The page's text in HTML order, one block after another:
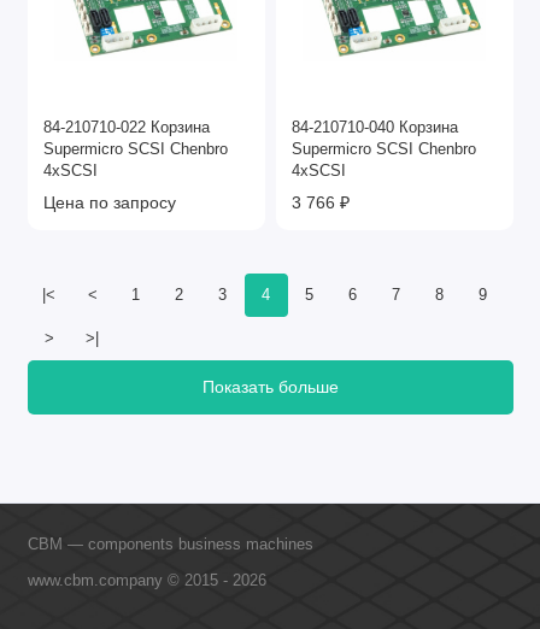
84-210710-022 Корзина
Supermicro SCSI Chenbro
4xSCSI
Цена по запросу
84-210710-040 Корзина
Supermicro SCSI Chenbro
4xSCSI
3 766 ₽
|< < 1 2 3 4 5 6 7 8 9
> >|
Показать больше
CBM — components business machines
www.cbm.company © 2015 - 2026